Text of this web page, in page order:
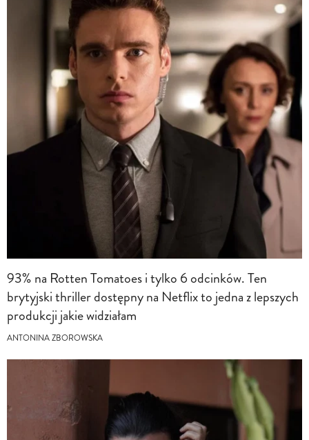
93% na Rotten Tomatoes i tylko 6 odcinków. Ten
brytyjski thriller dostępny na Netflix to jedna z lepszych
produkcji jakie widziałam
ANTONINA ZBOROWSKA